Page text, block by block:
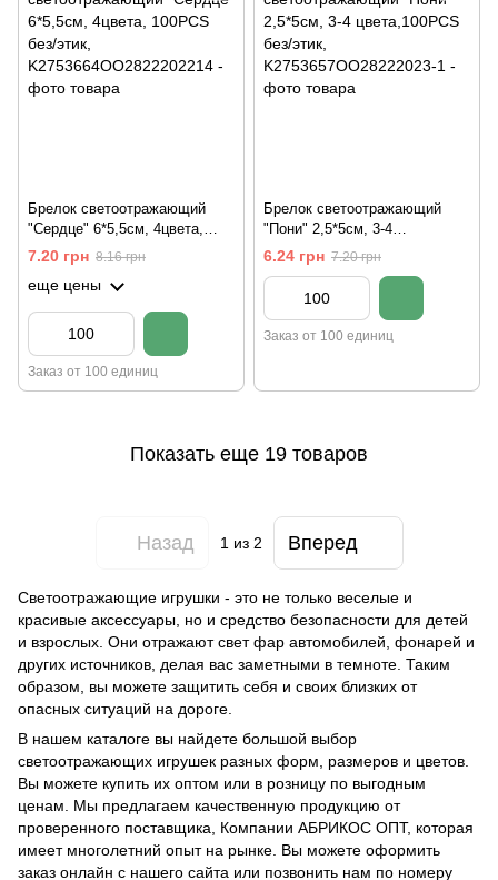
Брелок светоотражающий
"Сердце" 6*5,5см, 4цвета,
100PCS без/этик
7.20 грн 8.16 грн
еще цены
Заказ от 100 единиц
Брелок светоотражающий
"Пони" 2,5*5см, 3-4
цвета,100PCS без/этик
6.24 грн 7.20 грн
Заказ от 100 единиц
Показать еще 19 товаров
Назад 1из 2 Вперед
Светоотражающие игрушки - это не только веселые и
красивые аксессуары, но и средство безопасности для детей
и взрослых. Они отражают свет фар автомобилей, фонарей и
других источников, делая вас заметными в темноте. Таким
образом, вы можете защитить себя и своих близких от
опасных ситуаций на дороге.
В нашем каталоге вы найдете большой выбор
светоотражающих игрушек разных форм, размеров и цветов.
Вы можете купить их оптом или в розницу по выгодным
ценам. Мы предлагаем качественную продукцию от
проверенного поставщика, Компании АБРИКОС ОПТ, которая
имеет многолетний опыт на рынке. Вы можете оформить
заказ онлайн с нашего сайта или позвонить нам по номеру